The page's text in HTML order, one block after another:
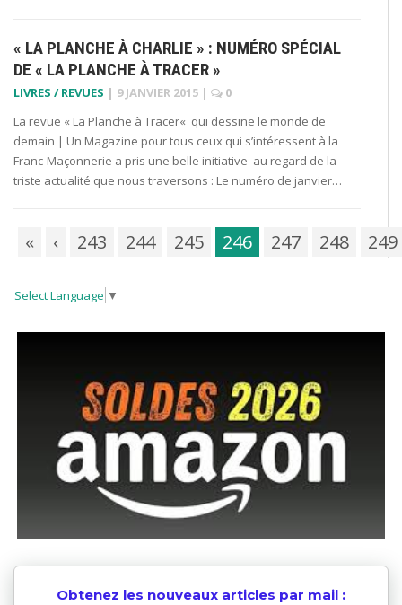
« LA PLANCHE À CHARLIE » : NUMÉRO SPÉCIAL
DE « LA PLANCHE À TRACER »
LIVRES / REVUES | 9 JANVIER 2015 |
0
La revue « La Planche à Tracer« qui dessine le monde de
demain | Un Magazine pour tous ceux qui s’intéressent à la
Franc-Maçonnerie a pris une belle initiative au regard de la
triste actualité que nous traversons : Le numéro de janvier…
« ‹ 243 244 245 246 247 248 249
Select Language ▼
Obtenez les nouveaux articles par mail :